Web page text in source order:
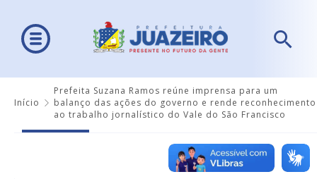
Início
Prefeita Suzana Ramos reúne imprensa para um
balanço das ações do governo e rende reconhecimento
ao trabalho jornalístico do Vale do São Francisco